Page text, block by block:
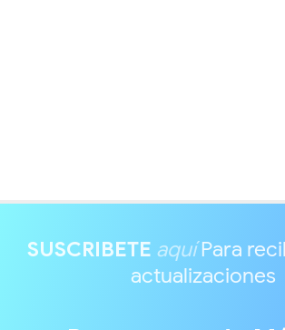
SUSCRIBETE aquíPara
actualizaciones